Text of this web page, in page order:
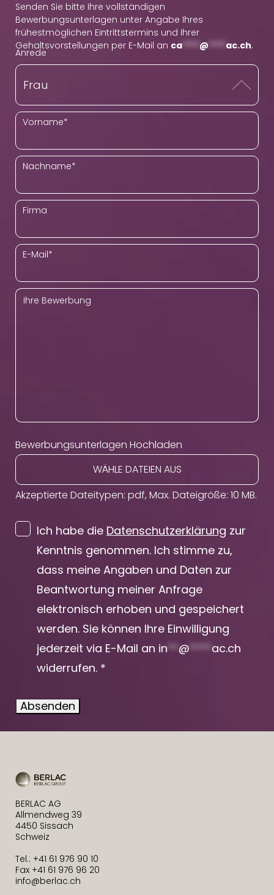
Senden Sie bitte Ihre vollständigen
Bewerbungsunterlagen unter Angabe Ihres
frühestmöglichen Eintrittstermins und Ihrer
Gehaltsvorstellungen per E-Mail an ca **** @ **** ac.ch.
Anrede
Vorname*
Nachname*
Firma
E-Mail*
Ihre Bewerbung
Bewerbungsunterlagen Hochladen
WÄHLE DATEIEN AUS
Akzeptierte Dateitypen: pdf, Max. Dateigröße: 10 MB.
Ich habe die Datenschutzerklärung zur
Kenntnis genommen. Ich stimme zu,
dass meine Angaben und Daten zur
Beantwortung meiner Anfrage
elektronisch erhoben und gespeichert
werden. Sie können Ihre Einwilligung
jederzeit via E-Mail an in**@****ac.ch
widerrufen. *
Absenden
BERLAC AG
Allmendweg 39
4450 Sissach
Schweiz
Tel.: +41 61 976 90 10
Fax +41 61 976 96 20
info@berlac.ch